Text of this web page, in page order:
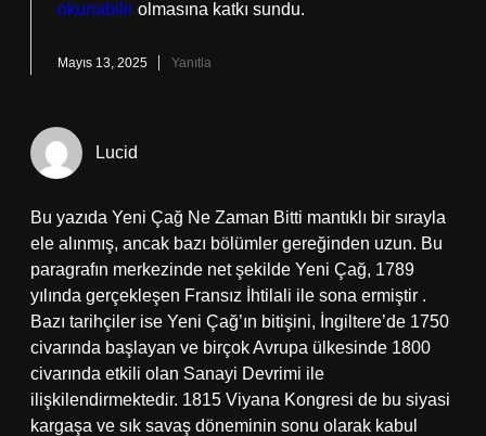
okunabilir olmasına katkı sundu.
Mayıs 13, 2025 Yanıtla
Lucid
Bu yazıda Yeni Çağ Ne Zaman Bitti mantıklı bir sırayla
ele alınmış, ancak bazı bölümler gereğinden uzun. Bu
paragrafın merkezinde net şekilde Yeni Çağ, 1789
yılında gerçekleşen Fransız İhtilali ile sona ermiştir .
Bazı tarihçiler ise Yeni Çağ’ın bitişini, İngiltere’de 1750
civarında başlayan ve birçok Avrupa ülkesinde 1800
civarında etkili olan Sanayi Devrimi ile
ilişkilendirmektedir. 1815 Viyana Kongresi de bu siyasi
kargaşa ve sık savaş döneminin sonu olarak kabul